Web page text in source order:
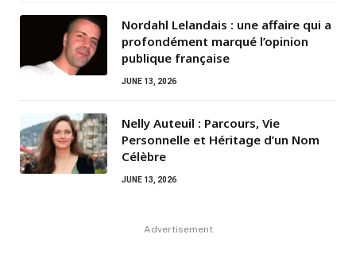
Nordahl Lelandais : une affaire qui a
profondément marqué l’opinion
publique française
JUNE 13, 2026
Nelly Auteuil : Parcours, Vie
Personnelle et Héritage d’un Nom
Célèbre
JUNE 13, 2026
Advertisement